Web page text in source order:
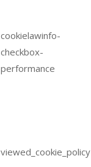
cookielawinfo-
checkbox-
performance
viewed_cookie_policy